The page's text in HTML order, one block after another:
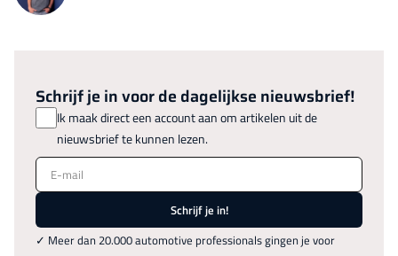
Schrijf je in voor de dagelijkse nieuwsbrief!
Ik maak direct een account aan om artikelen uit de
nieuwsbrief te kunnen lezen.
E-mail
Schrijf je in!
✓ Meer dan 20.000 automotive professionals gingen je voor